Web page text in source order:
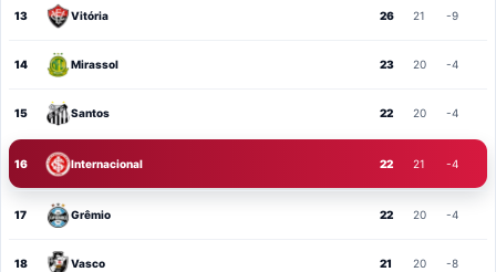
13 Vitória 26 21 -9
14 Mirassol 23 20 -4
15 Santos 22 20 -4
16 Internacional 22 21 -4
17 Grêmio 22 20 -4
18 Vasco 21 20 -8